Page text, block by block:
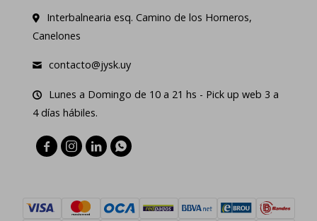
Interbalnearia esq. Camino de los Horneros,
Canelones
contacto@jysk.uy
Lunes a Domingo de 10 a 21 hs - Pick up web 3 a
4 días hábiles.
   